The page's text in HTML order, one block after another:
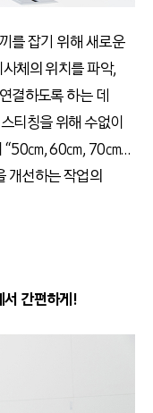
를 잡기 위해 새로운
체의 위치를 파악,
결하도록 하는 데
티칭을 위해 수없이
“50㎝, 60㎝, 70㎝…
개선하는 작업의
간편하게!